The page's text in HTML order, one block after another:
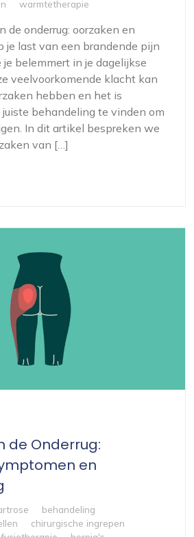
warmtetherapie
de onderrug: oorzaken en
je last van een brandende pijn
je belemmert in je dagelijkse
veelvoorkomende klacht kan
hebben en het is
behandeling te vinden om
In dit artikel bespreken we
van […]
de Onderrug:
en
behandeling
chirurgische ingrepen